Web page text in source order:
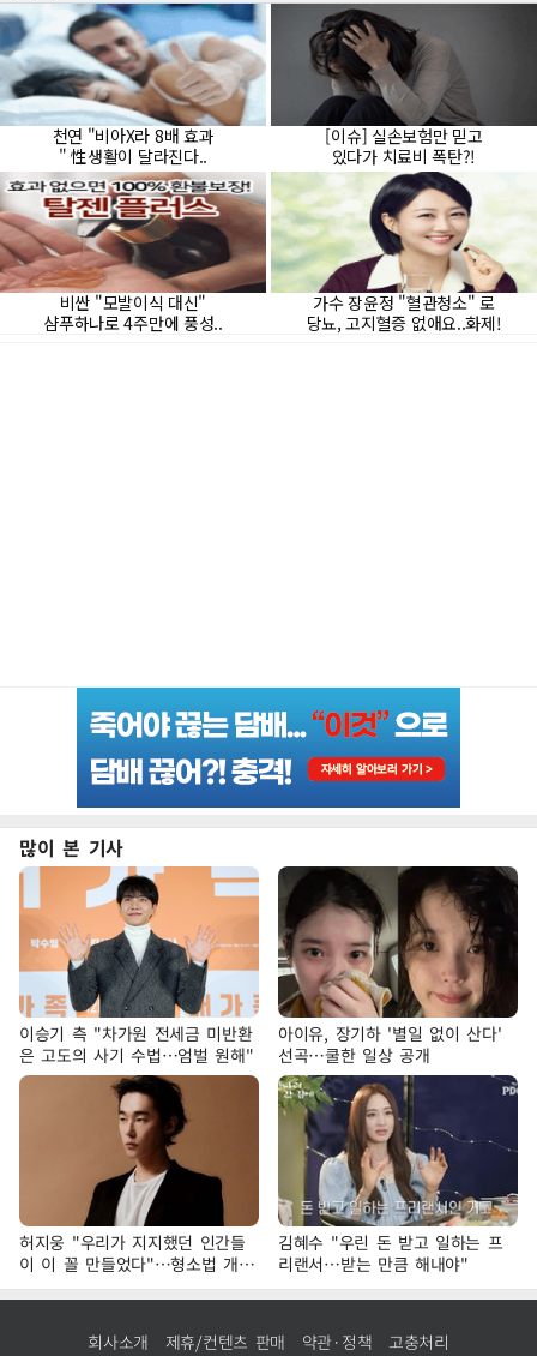
많이 본 기사
이승기 측 "차가원 전세금 미반환
은 고도의 사기 수법…엄벌 원해"
아이유, 장기하 '별일 없이 산다'
선곡…쿨한 일상 공개
허지웅 "우리가 지지했던 인간들
이 이 꼴 만들었다"…형소법 개정
에 격한 반응
김혜수 "우린 돈 받고 일하는 프
리랜서…받는 만큼 해내야"
회사소개 제휴/컨텐츠 판매 약관·정책 고충처리